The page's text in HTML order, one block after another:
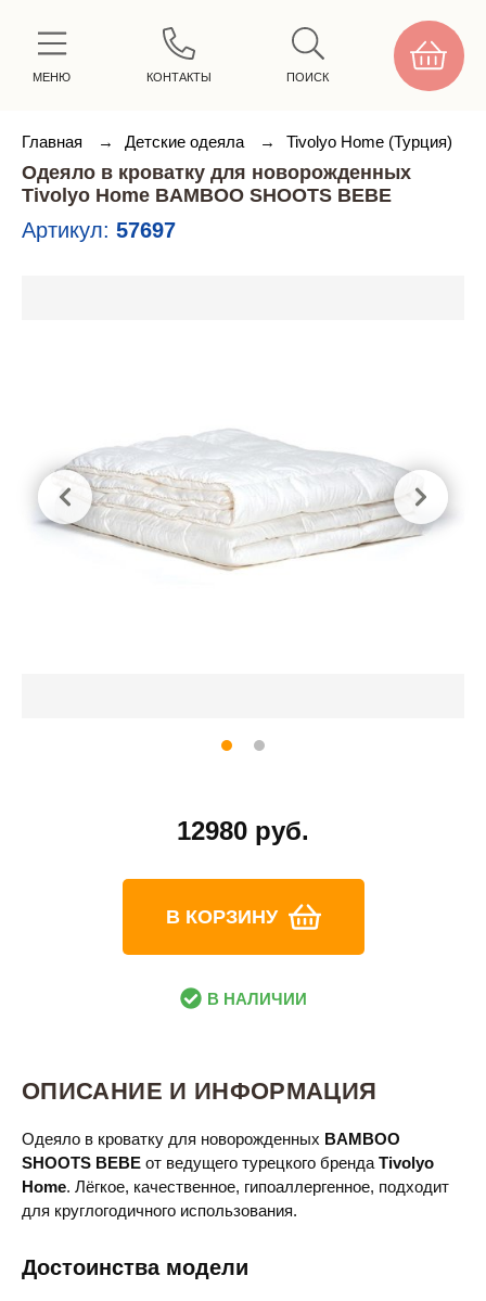
МЕНЮ КОНТАКТЫ ПОИСК
Главная → Детские одеяла → Tivolyo Home (Турция)
Одеяло в кроватку для новорожденных
Tivolyo Home BAMBOO SHOOTS BEBE
Артикул: 57697
12980 руб.
В КОРЗИНУ
В НАЛИЧИИ
ОПИСАНИЕ И ИНФОРМАЦИЯ
Одеяло в кроватку для новорожденных BAMBOO
SHOOTS BEBE от ведущего турецкого бренда Tivolyo
Home. Лёгкое, качественное, гипоаллергенное, подходит
для круглогодичного использования.
Достоинства модели